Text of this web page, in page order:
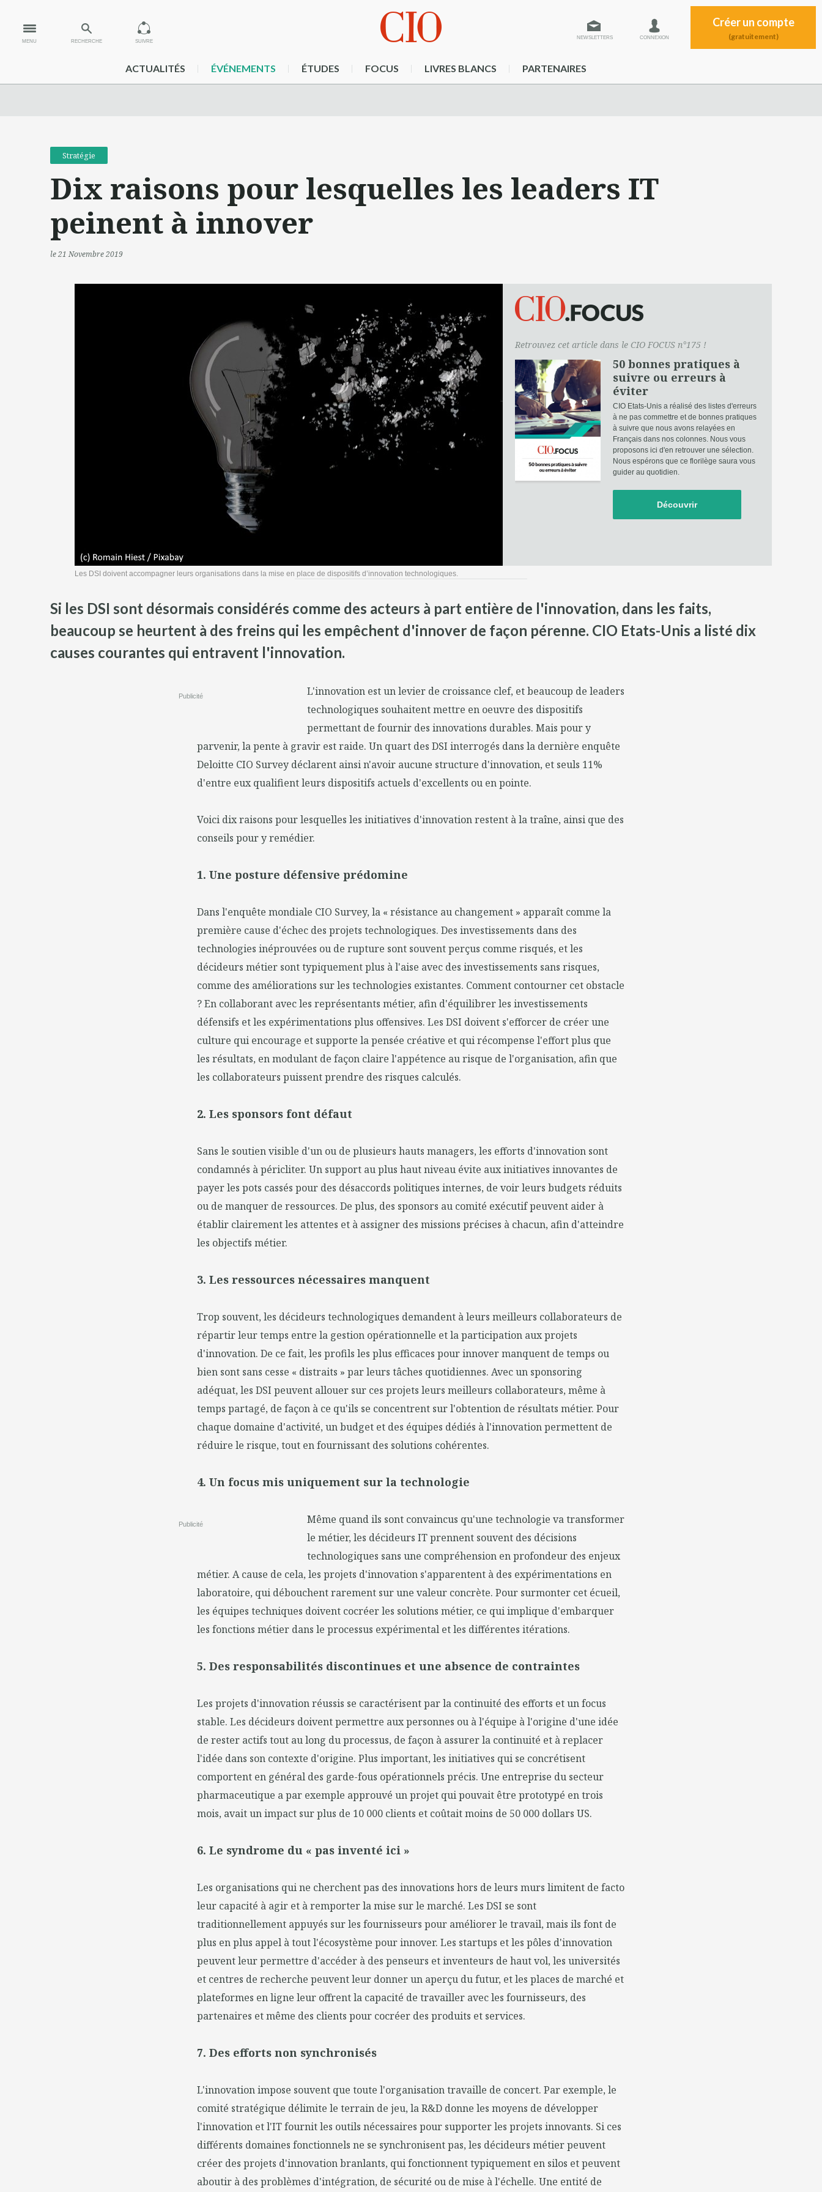
MENU RECHERCHE SUIVRE
NEWSLETTERS CONNEXION
Créer un compte
(gratuitement)
ACTUALITÉS ÉVÉNEMENTS ÉTUDES FOCUS LIVRES BLANCS PARTENAIRES
Stratégie
Dix raisons pour lesquelles les leaders IT
peinent à innover
le 21 Novembre 2019
Les DSI doivent accompagner leurs organisations dans la mise en place de dispositifs d’innovation technologiques.
Retrouvez cet article dans le CIO FOCUS n°175 !
50 bonnes pratiques à
suivre ou erreurs à
éviter
CIO Etats-Unis a réalisé des listes d'erreurs
à ne pas commettre et de bonnes pratiques
à suivre que nous avons relayées en
Français dans nos colonnes. Nous vous
proposons ici d'en retrouver une sélection.
Nous espérons que ce florilège saura vous
guider au quotidien.
Découvrir
Si les DSI sont désormais considérés comme des acteurs à part entière de l'innovation, dans les faits,
beaucoup se heurtent à des freins qui les empêchent d'innover de façon pérenne. CIO Etats-Unis a listé dix
causes courantes qui entravent l'innovation.
Publicité
L'innovation est un levier de croissance clef, et beaucoup de leaders
technologiques souhaitent mettre en oeuvre des dispositifs
permettant de fournir des innovations durables. Mais pour y
parvenir, la pente à gravir est raide. Un quart des DSI interrogés dans la dernière enquête
Deloitte CIO Survey déclarent ainsi n'avoir aucune structure d'innovation, et seuls 11%
d'entre eux qualifient leurs dispositifs actuels d'excellents ou en pointe.
Voici dix raisons pour lesquelles les initiatives d'innovation restent à la traîne, ainsi que des
conseils pour y remédier.
1. Une posture défensive prédomine
Dans l'enquête mondiale CIO Survey, la « résistance au changement » apparaît comme la
première cause d'échec des projets technologiques. Des investissements dans des
technologies inéprouvées ou de rupture sont souvent perçus comme risqués, et les
décideurs métier sont typiquement plus à l'aise avec des investissements sans risques,
comme des améliorations sur les technologies existantes. Comment contourner cet obstacle
? En collaborant avec les représentants métier, afin d'équilibrer les investissements
défensifs et les expérimentations plus offensives. Les DSI doivent s'efforcer de créer une
culture qui encourage et supporte la pensée créative et qui récompense l'effort plus que
les résultats, en modulant de façon claire l'appétence au risque de l'organisation, afin que
les collaborateurs puissent prendre des risques calculés.
2. Les sponsors font défaut
Sans le soutien visible d'un ou de plusieurs hauts managers, les efforts d'innovation sont
condamnés à péricliter. Un support au plus haut niveau évite aux initiatives innovantes de
payer les pots cassés pour des désaccords politiques internes, de voir leurs budgets réduits
ou de manquer de ressources. De plus, des sponsors au comité exécutif peuvent aider à
établir clairement les attentes et à assigner des missions précises à chacun, afin d'atteindre
les objectifs métier.
3. Les ressources nécessaires manquent
Trop souvent, les décideurs technologiques demandent à leurs meilleurs collaborateurs de
répartir leur temps entre la gestion opérationnelle et la participation aux projets
d'innovation. De ce fait, les profils les plus efficaces pour innover manquent de temps ou
bien sont sans cesse « distraits » par leurs tâches quotidiennes. Avec un sponsoring
adéquat, les DSI peuvent allouer sur ces projets leurs meilleurs collaborateurs, même à
temps partagé, de façon à ce qu'ils se concentrent sur l'obtention de résultats métier. Pour
chaque domaine d'activité, un budget et des équipes dédiés à l'innovation permettent de
réduire le risque, tout en fournissant des solutions cohérentes.
4. Un focus mis uniquement sur la technologie
Publicité
Même quand ils sont convaincus qu'une technologie va transformer
le métier, les décideurs IT prennent souvent des décisions
technologiques sans une compréhension en profondeur des enjeux
métier. A cause de cela, les projets d'innovation s'apparentent à des expérimentations en
laboratoire, qui débouchent rarement sur une valeur concrète. Pour surmonter cet écueil,
les équipes techniques doivent cocréer les solutions métier, ce qui implique d'embarquer
les fonctions métier dans le processus expérimental et les différentes itérations.
5. Des responsabilités discontinues et une absence de contraintes
Les projets d'innovation réussis se caractérisent par la continuité des efforts et un focus
stable. Les décideurs doivent permettre aux personnes ou à l'équipe à l'origine d'une idée
de rester actifs tout au long du processus, de façon à assurer la continuité et à replacer
l'idée dans son contexte d'origine. Plus important, les initiatives qui se concrétisent
comportent en général des garde-fous opérationnels précis. Une entreprise du secteur
pharmaceutique a par exemple approuvé un projet qui pouvait être prototypé en trois
mois, avait un impact sur plus de 10 000 clients et coûtait moins de 50 000 dollars US.
6. Le syndrome du « pas inventé ici »
Les organisations qui ne cherchent pas des innovations hors de leurs murs limitent de facto
leur capacité à agir et à remporter la mise sur le marché. Les DSI se sont
traditionnellement appuyés sur les fournisseurs pour améliorer le travail, mais ils font de
plus en plus appel à tout l'écosystème pour innover. Les startups et les pôles d'innovation
peuvent leur permettre d'accéder à des penseurs et inventeurs de haut vol, les universités
et centres de recherche peuvent leur donner un aperçu du futur, et les places de marché et
plateformes en ligne leur offrent la capacité de travailler avec les fournisseurs, des
partenaires et même des clients pour cocréer des produits et services.
7. Des efforts non synchronisés
L'innovation impose souvent que toute l'organisation travaille de concert. Par exemple, le
comité stratégique délimite le terrain de jeu, la R&D donne les moyens de développer
l'innovation et l'IT fournit les outils nécessaires pour supporter les projets innovants. Si ces
différents domaines fonctionnels ne se synchronisent pas, les décideurs métier peuvent
créer des projets d'innovation branlants, qui fonctionnent typiquement en silos et peuvent
aboutir à des problèmes d'intégration, de sécurité ou de mise à l'échelle. Une entité de